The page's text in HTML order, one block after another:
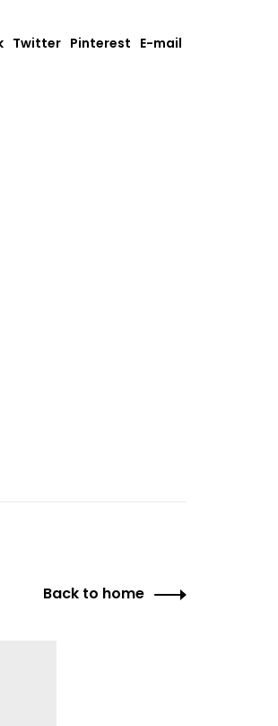
Twitter Pinterest E-mail
Back to home